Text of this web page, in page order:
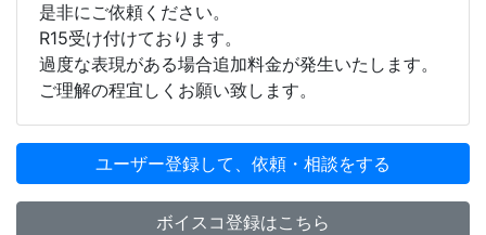
是非にご依頼ください。
R15受け付けております。
過度な表現がある場合追加料金が発生いたします。
ご理解の程宜しくお願い致します。
ユーザー登録して、依頼・相談をする
ボイスコ登録はこちら